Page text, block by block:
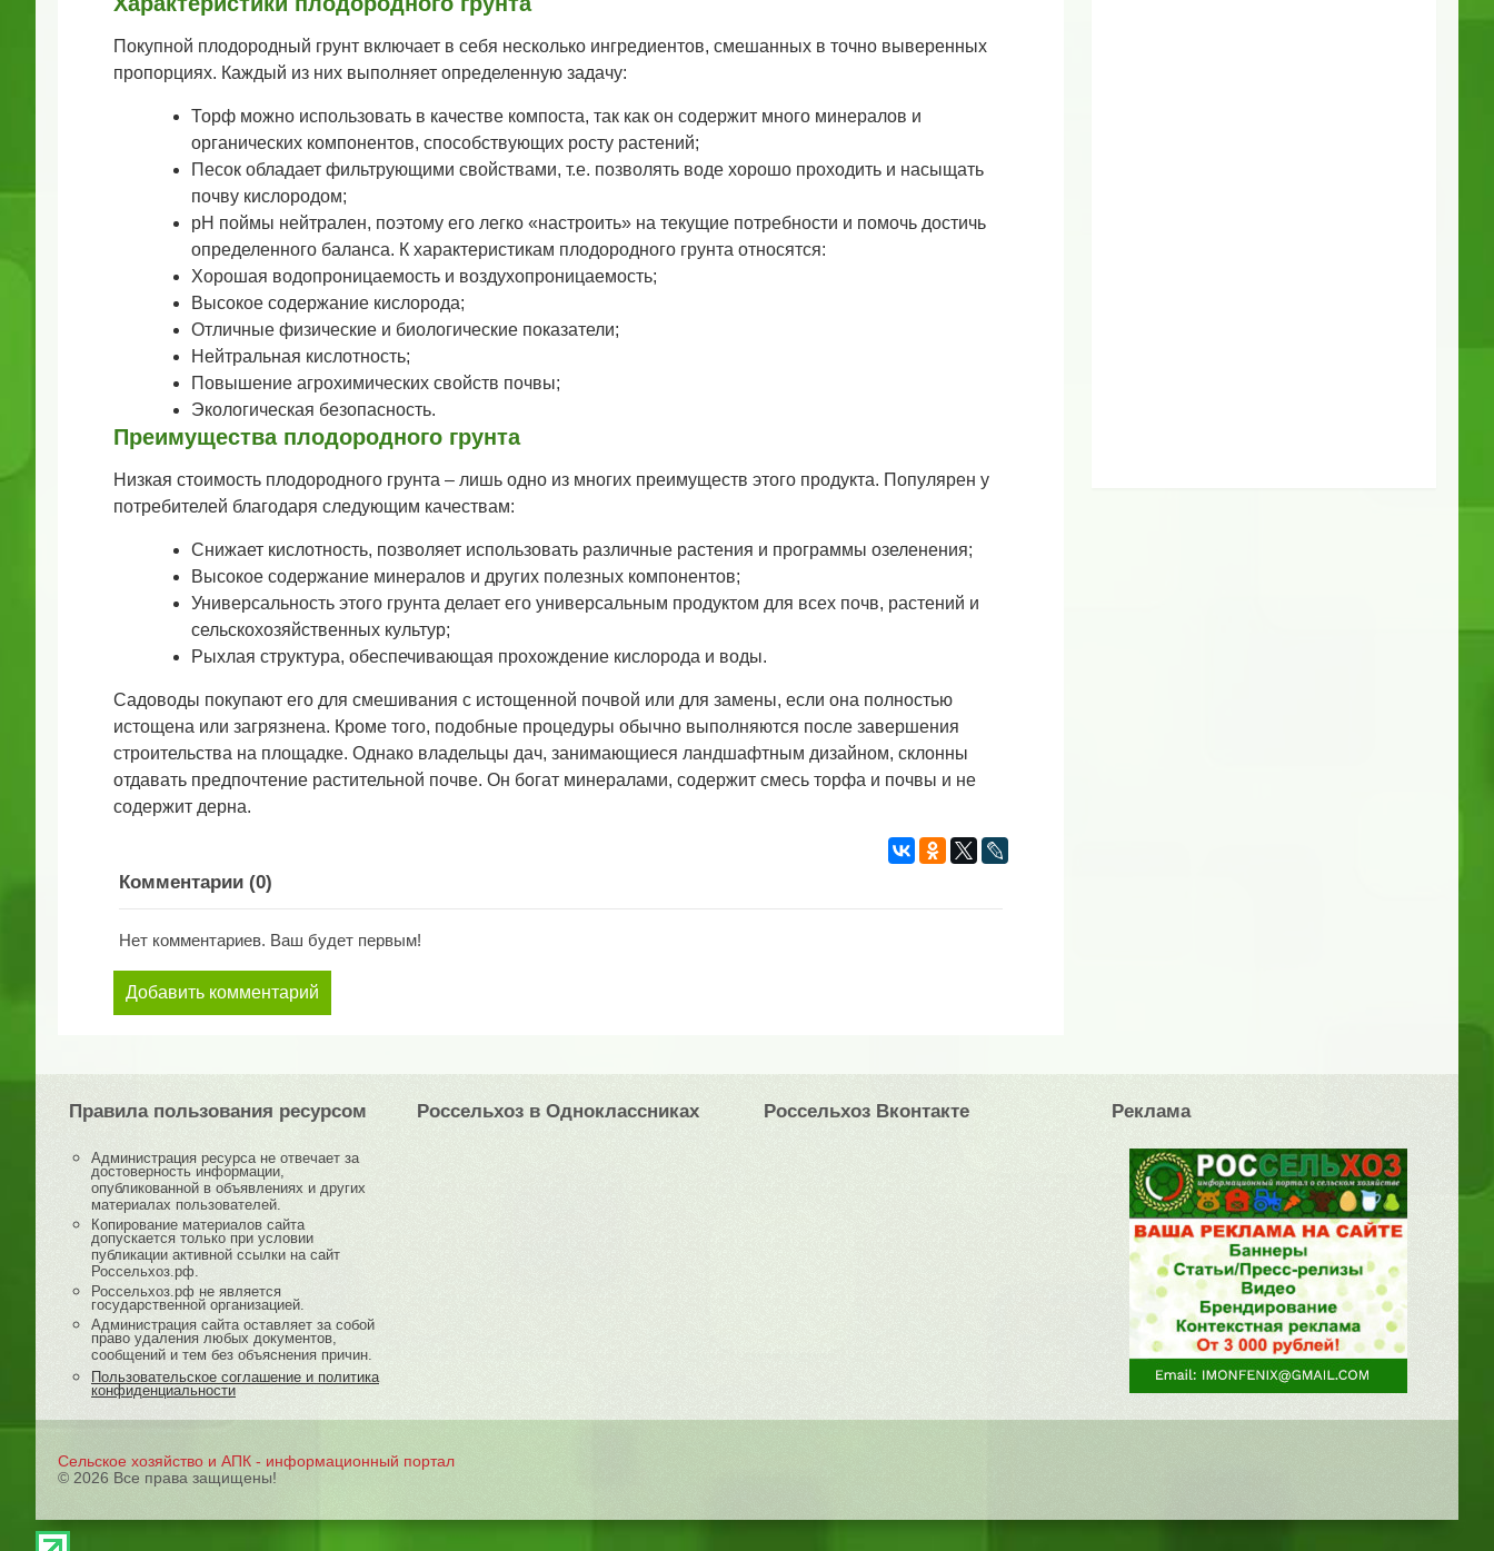
Покупной плодородный грунт включает в себя несколько ингредиентов, смешанных в точно выверенных
пропорциях. Каждый из них выполняет определенную задачу:
Торф можно использовать в качестве компоста, так как он содержит много минералов и
органических компонентов, способствующих росту растений;
Песок обладает фильтрующими свойствами, т.е. позволять воде хорошо проходить и насыщать
почву кислородом;
рН поймы нейтрален, поэтому его легко «настроить» на текущие потребности и помочь достичь
определенного баланса. К характеристикам плодородного грунта относятся:
Хорошая водопроницаемость и воздухопроницаемость;
Высокое содержание кислорода;
Отличные физические и биологические показатели;
Нейтральная кислотность;
Повышение агрохимических свойств почвы;
Экологическая безопасность.
Преимущества плодородного грунта
Низкая стоимость плодородного грунта – лишь одно из многих преимуществ этого продукта. Популярен у
потребителей благодаря следующим качествам:
Снижает кислотность, позволяет использовать различные растения и программы озеленения;
Высокое содержание минералов и других полезных компонентов;
Универсальность этого грунта делает его универсальным продуктом для всех почв, растений и
сельскохозяйственных культур;
Рыхлая структура, обеспечивающая прохождение кислорода и воды.
Садоводы покупают его для смешивания с истощенной почвой или для замены, если она полностью
истощена или загрязнена. Кроме того, подобные процедуры обычно выполняются после завершения
строительства на площадке. Однако владельцы дач, занимающиеся ландшафтным дизайном, склонны
отдавать предпочтение растительной почве. Он богат минералами, содержит смесь торфа и почвы и не
содержит дерна.
Комментарии (0)
Нет комментариев. Ваш будет первым!
Добавить комментарий
Правила пользования ресурсом
Администрация ресурса не отвечает за
достоверность информации,
опубликованной в объявлениях и других
материалах пользователей.
Копирование материалов сайта
допускается только при условии
публикации активной ссылки на сайт
Россельхоз.рф.
Россельхоз.рф не является
государственной организацией.
Администрация сайта оставляет за собой
право удаления любых документов,
сообщений и тем без объяснения причин.
Пользовательское соглашение и политика
конфиденциальности
Россельхоз в Одноклассниках Россельхоз Вконтакте Реклама
Сельское хозяйство и АПК - информационный портал
© 2026 Все права защищены!